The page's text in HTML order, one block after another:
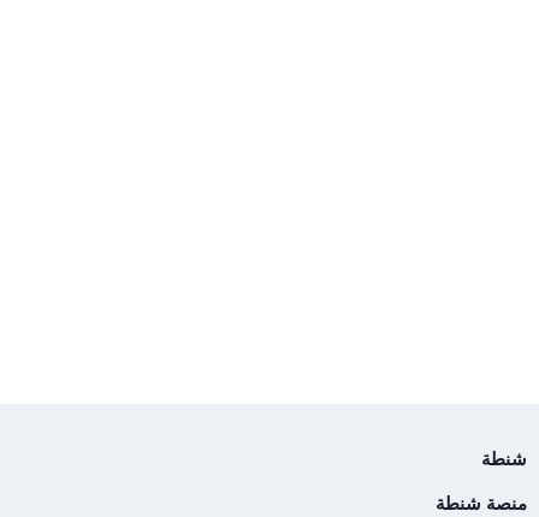
شنطة
منصة شنطة